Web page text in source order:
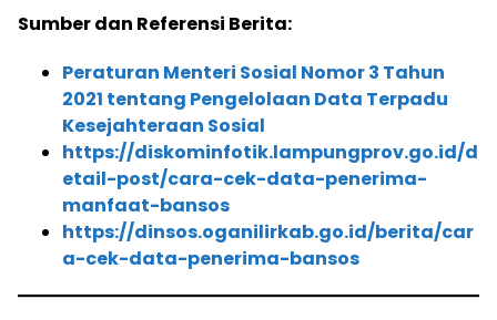
Sumber dan Referensi Berita:
Peraturan Menteri Sosial Nomor 3 Tahun
2021 tentang Pengelolaan Data Terpadu
Kesejahteraan Sosial
https://diskominfotik.lampungprov.go.id/d
etail-post/cara-cek-data-penerima-
manfaat-bansos
https://dinsos.oganilirkab.go.id/berita/car
a-cek-data-penerima-bansos